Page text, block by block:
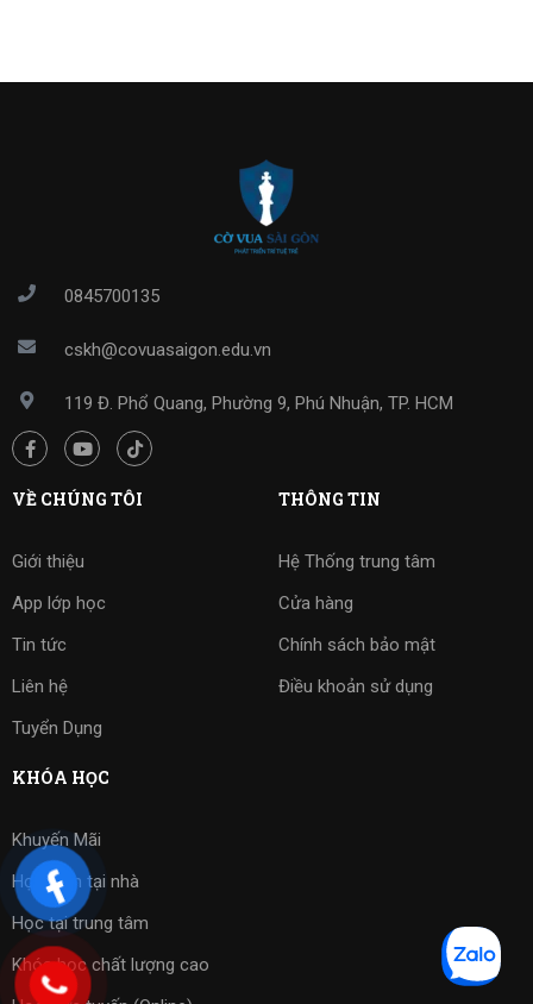
0845700135
cskh@covuasaigon.edu.vn
119 Đ. Phổ Quang, Phường 9, Phú Nhuận, TP. HCM
VỀ CHÚNG TÔI
Giới thiệu
App lớp học
Tin tức
Liên hệ
Tuyển Dụng
THÔNG TIN
Hệ Thống trung tâm
Cửa hàng
Chính sách bảo mật
Điều khoản sử dụng
KHÓA HỌC
Khuyến Mãi
Học kèm tại nhà
Học tại trung tâm
Khóa học chất lượng cao